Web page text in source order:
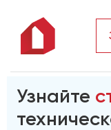
Узнайте